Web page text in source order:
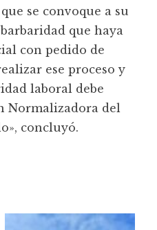
se convoque a su
que haya
con pedido de
ese proceso y
laboral debe
Normalizadora del
concluyó.